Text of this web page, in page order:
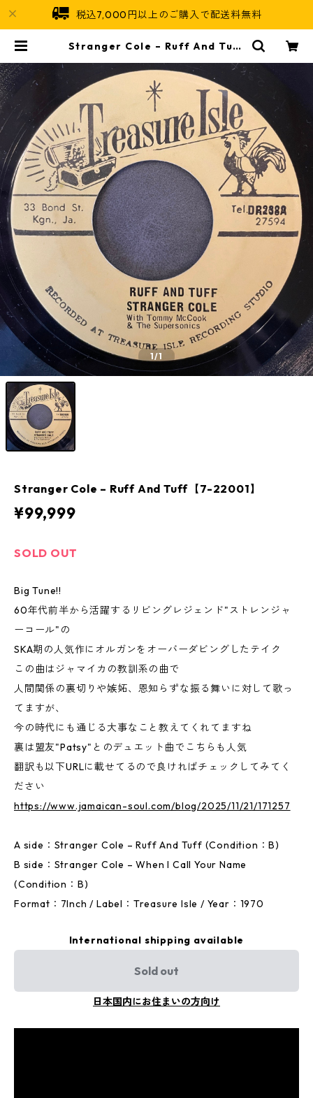
税込7,000円以上のご購入で配送料無料
Stranger Cole – Ruff And Tuff
1/1
Stranger Cole – Ruff And Tuff【7-22001】
¥99,999
SOLD OUT
Big Tune!!
60年代前半から活躍するリビングレジェンド"ストレンジャ
ーコール"の
SKA期の人気作にオルガンをオーバーダビングしたテイク
この曲はジャマイカの教訓系の曲で
人間関係の裏切りや嫉妬、恩知らずな振る舞いに対して歌っ
てますが、
今の時代にも通じる大事なこと教えてくれてますね
裏は盟友"Patsy"とのデュエット曲でこちらも人気
翻訳も以下URLに載せてるので良ければチェックしてみてく
ださい
https://www.jamaican-soul.com/blog/2025/11/21/171257
A side：Stranger Cole – Ruff And Tuff (Condition：B)
B side：Stranger Cole – When I Call Your Name
(Condition：B)
Format：7Inch / Label：Treasure Isle / Year：1970
International shipping available
Sold out
日本国内にお住まいの方向け